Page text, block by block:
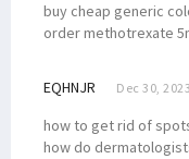
buy cheap generic
order methotrexate
EQHNJR Dec 30,
how to get rid of
how do